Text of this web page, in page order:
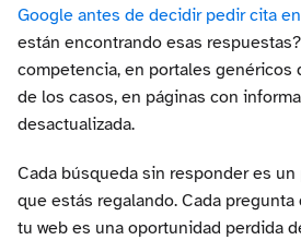
Google antes de decidir pedir cita
están encontrando esas
competencia, en portales genéricos
de los casos, en páginas con
desactualizada.
Cada búsqueda sin responder es
que estás regalando. Cada
tu web es una oportunidad perdida